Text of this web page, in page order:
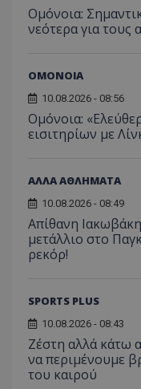
Ομόνοια:
νεότερα για τους
ΟΜΟΝΟΙΑ
10.08.2026 - 08:56
Ομόνοια:
εισιτηρίων με
ΑΛΛΑ ΑΘΛΗΜΑΤΑ
10.08.2026 - 08:49
Απίθανη
μετάλλιο στο
ρεκόρ!
SPORTS PLUS
10.08.2026 - 08:43
Ζέστη αλλά κάτω
να περιμένουμε
του καιρού